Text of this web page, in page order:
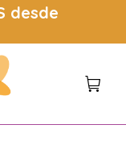
desde